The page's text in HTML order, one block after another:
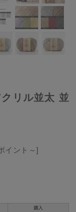
リル並太 並
イント～]
購入